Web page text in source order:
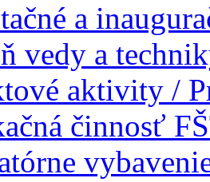
a
vedy a
aktivity /
činnosť